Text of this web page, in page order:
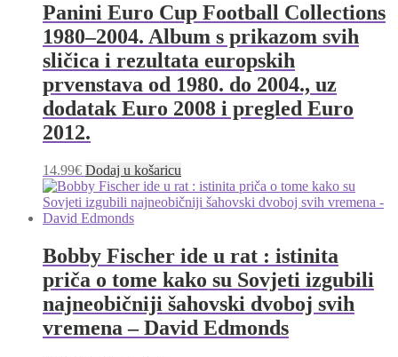
Panini Euro Cup Football Collections
1980–2004. Album s prikazom svih
sličica i rezultata europskih
prvenstava od 1980. do 2004., uz
dodatak Euro 2008 i pregled Euro
2012.
14.99€ Dodaj u košaricu
Bobby Fischer ide u rat : istinita
priča o tome kako su Sovjeti izgubili
najneobičniji šahovski dvoboj svih
vremena – David Edmonds